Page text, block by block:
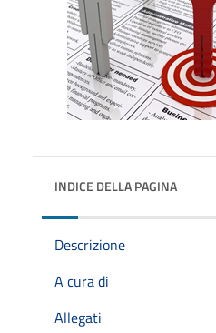
INDICE DELLA PAGINA
Descrizione
A cura di
Allegati